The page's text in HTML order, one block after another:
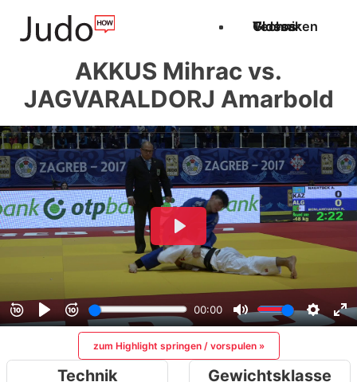
Techniken
Videos
Glossar
AKKUS Mihrac vs.
JAGVARALDORJ Amarbold
zum Highlight springen / vorspulen »
Technik Gewichtsklasse